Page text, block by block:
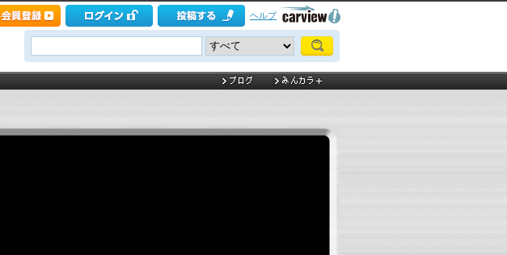
ヘルプ